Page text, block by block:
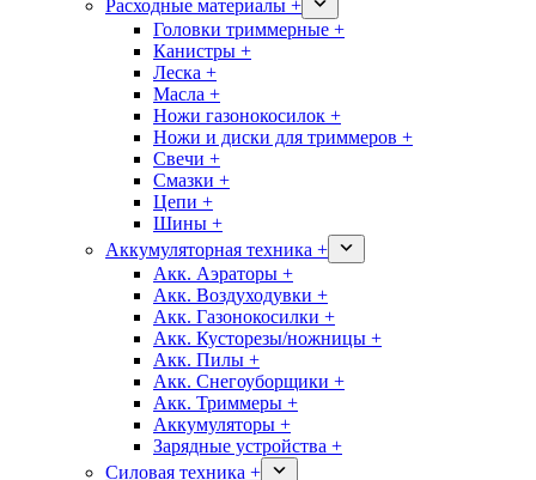
Расходные материалы +
Головки триммерные +
Канистры +
Леска +
Масла +
Ножи газонокосилок +
Ножи и диски для триммеров +
Свечи +
Смазки +
Цепи +
Шины +
Аккумуляторная техника +
Акк. Аэраторы +
Акк. Воздуходувки +
Акк. Газонокосилки +
Акк. Кусторезы/ножницы +
Акк. Пилы +
Акк. Снегоуборщики +
Акк. Триммеры +
Аккумуляторы +
Зарядные устройства +
Силовая техника +